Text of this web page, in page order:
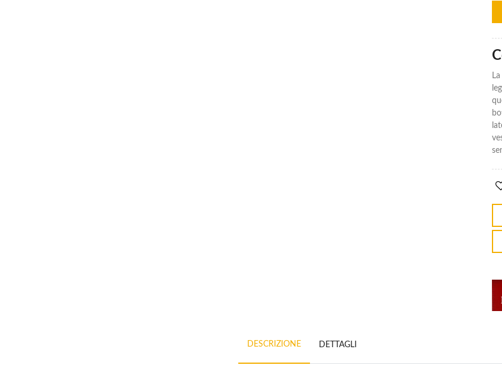
DESCRIZIONE DETTAGLI